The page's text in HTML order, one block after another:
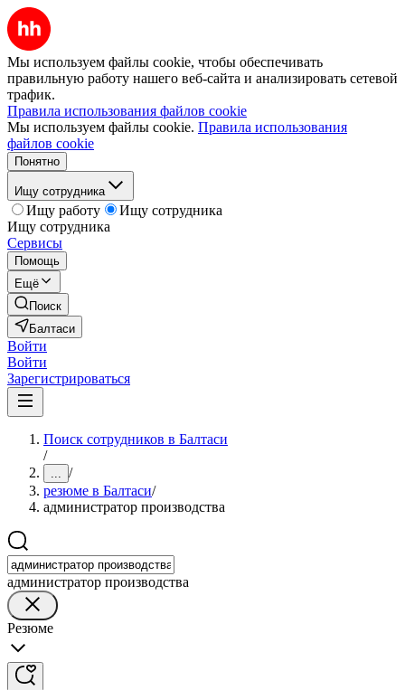
Мы используем файлы cookie, чтобы обеспечивать
правильную работу нашего веб-сайта и анализировать сетевой
трафик.
Правила использования файлов cookie
Мы используем файлы cookie. Правила использования
файлов cookie
Понятно
Ищу сотрудника
Ищу работу
Ищу сотрудника
Ищу сотрудника
Сервисы
Помощь
Ещё
Поиск
Балтаси
Войти
Войти
Зарегистрироваться
Поиск сотрудников в Балтаси
/
... /
резюме в Балтаси/
администратор производства
администратор производства
Резюме